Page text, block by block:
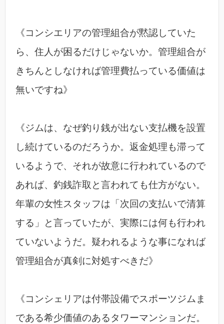
《コンシエリアの管理組合が黙認していた
ら、住人が困るだけじゃないか。管理組合が
きちんとしなければ管理費払っている価値は
無いですね》
《ジムは、なぜ釣り銭が出ない支払機を設置
し続けているのだろうか。返金処理も滞って
いるようで、それが故意に行われているので
あれば、釣銭詐取と言われても仕方がない。
年輩の女性スタッフは「次回の支払いで清算
する」と言っていたが、実際には何も行われ
ていないようだ。疑われるような事になれば
管理組合が真剣に対処すべきだ》
《コンシェリアは付帯設備でスポーツジムま
である希少価値のあるタワーマンションだ。